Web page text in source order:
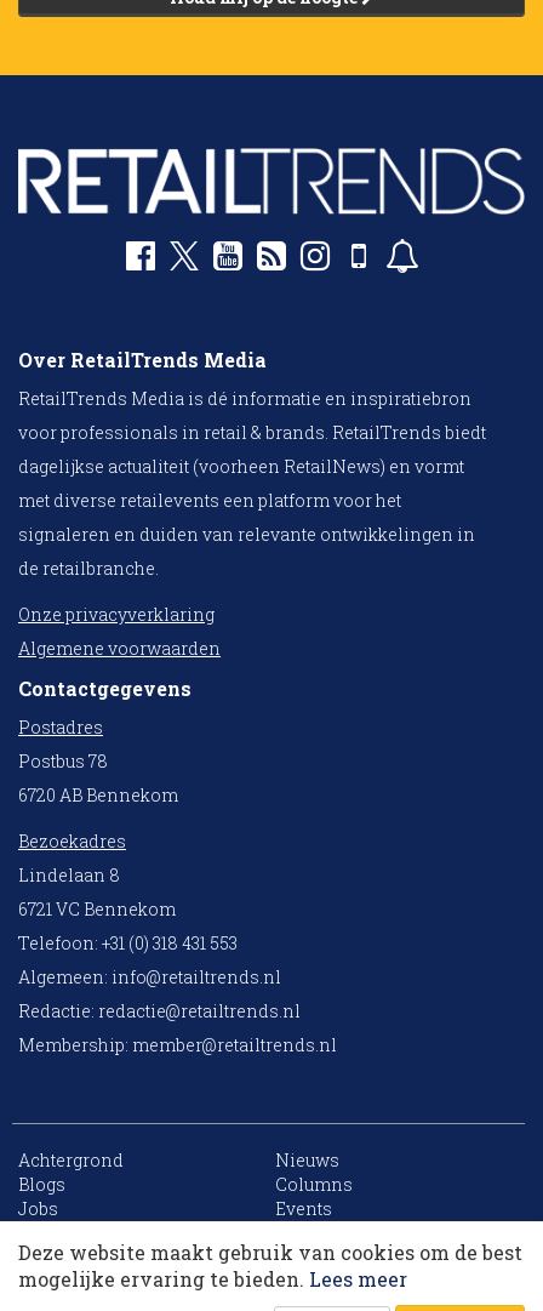
Over RetailTrends Media
RetailTrends Media is dé informatie en inspiratiebron
voor professionals in retail & brands. RetailTrends biedt
dagelijkse actualiteit (voorheen RetailNews) en vormt
met diverse retailevents een platform voor het
signaleren en duiden van relevante ontwikkelingen in
de retailbranche.
Onze privacyverklaring
Algemene voorwaarden
Contactgegevens
Postadres
Postbus 78
6720 AB Bennekom
Bezoekadres
Lindelaan 8
6721 VC Bennekom
Telefoon: +31 (0) 318 431 553
Algemeen: info@retailtrends.nl
Redactie: redactie@retailtrends.nl
Membership: member@retailtrends.nl
Achtergrond
Nieuws
Blogs
Columns
Jobs
Events
Archief
Sitemap
Deze website maakt gebruik van cookies om de best
mogelijke ervaring te bieden. Lees meer
10 collega’s
Korting op events